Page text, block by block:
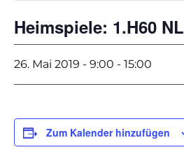
Heimspiele: 1.H60 NL
26. Mai 2019 - 9:00 - 15:00
Zum Kalender hinzufügen